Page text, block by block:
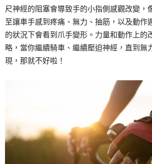
尺神經的阻塞會導致手的小指側感觀改變，
至讓車手感到疼痛、無力、抽筋，以及動作
的狀況下會看到爪手變形。力量和動作上的
略，當你繼續騎車、繼續壓迫神經，直到無
現，那就不好啦！